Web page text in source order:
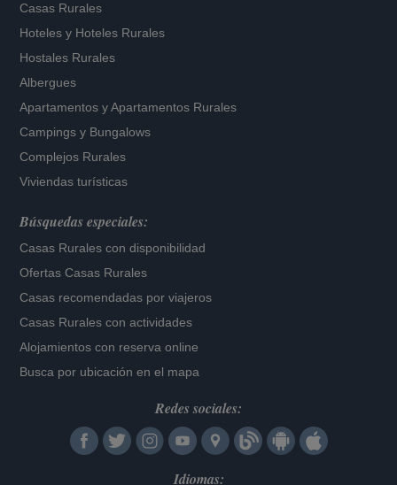
Casas Rurales
Hoteles y Hoteles Rurales
Hostales Rurales
Albergues
Apartamentos yApartamentos Rurales
Campings y Bungalows
Complejos Rurales
Viviendas turísticas
Búsquedas especiales:
Casas Rurales con disponibilidad
Ofertas Casas Rurales
Casas recomendadas por viajeros
Casas Rurales con actividades
Alojamientos con reserva online
Busca por ubicación en el mapa
Redes sociales:
Idiomas: